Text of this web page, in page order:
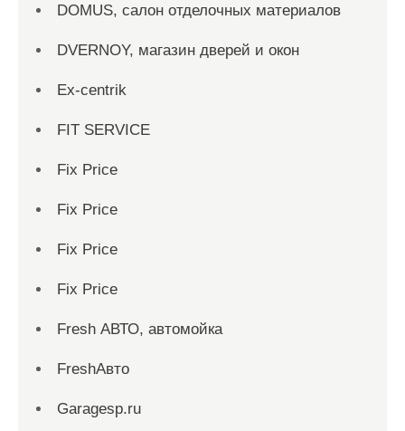
DOMUS, салон отделочных материалов
DVERNOY, магазин дверей и окон
Ex-centrik
FIT SERVICE
Fix Price
Fix Price
Fix Price
Fix Price
Fresh АВТО, автомойка
FreshАвто
Garagesp.ru